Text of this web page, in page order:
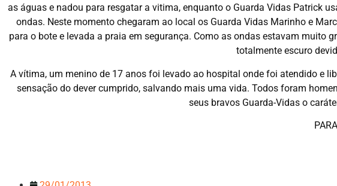
as águas e nadou para resgatar a vitima, enquanto o Guarda Vidas Patrick
ondas. Neste momento chegaram ao local os Guarda Vidas Marinho e
para o bote e levada a praia em segurança. Como as ondas estavam muito
totalmente escuro
A vítima, um menino de 17 anos foi levado ao hospital onde foi atendido e
sensação do dever cumprido, salvando mais uma vida. Todos foram
seus bravos Guarda-Vidas o